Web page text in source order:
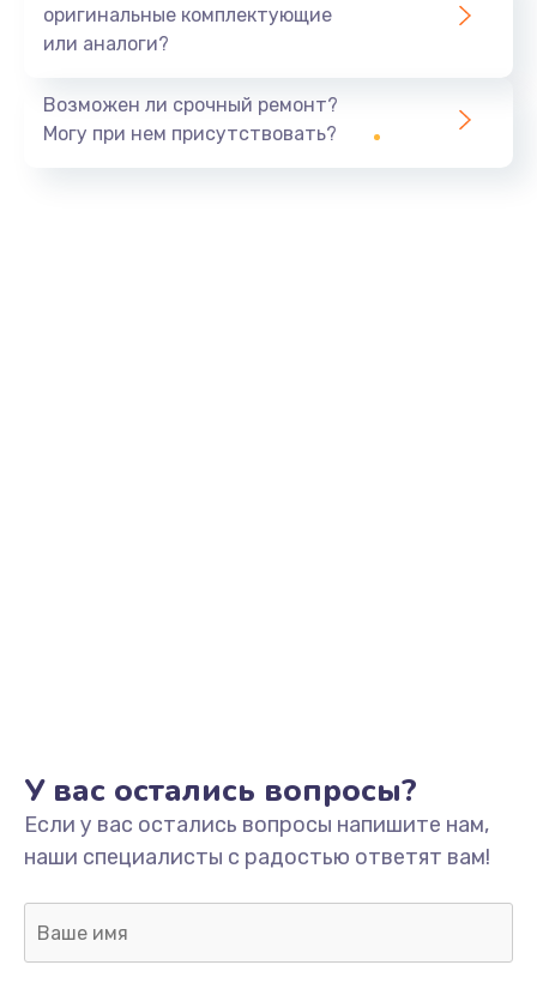
оригинальные комплектующие
или аналоги?
Возможен ли срочный ремонт?
Могу при нем присутствовать?
У вас остались вопросы?
Если у вас остались вопросы напишите нам,
наши специалисты с радостью ответят вам!